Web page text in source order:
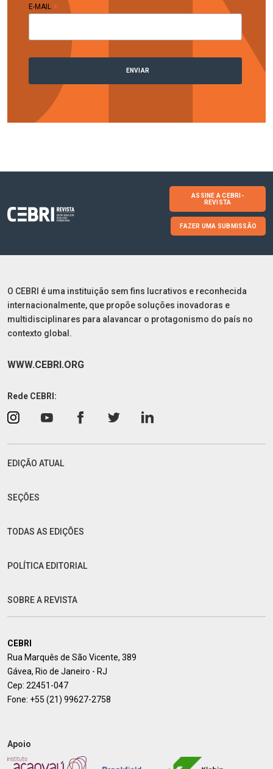
E-MAIL *
ASSINE A CEBRI-
REVISTA
FAZER UMA SUBMISSÃO
O CEBRI é uma instituição sem fins lucrativos e reconhecida
internacionalmente, que propõe soluções inovadoras e
multidisciplinares para alavancar o protagonismo do país no
contexto global.
WWW.CEBRI.ORG
Rede CEBRI:
EDIÇÃO ATUAL
SEÇÕES
TODAS AS EDIÇÕES
POLÍTICA EDITORIAL
SOBRE A REVISTA
CEBRI
Rua Marquês de São Vicente, 389
Gávea, Rio de Janeiro - RJ
Cep: 22451-047
Fone: +55 (21) 99627-2758
Apoio